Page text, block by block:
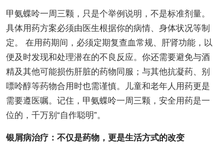
甲氨蝶呤一周三颗，只是个举例说明，不是标准剂量。
具体用药方案必须由医生根据你的病情、身体状况等制
定。 在用药期间，必须定期复查血常规、肝肾功能，以
便及时发现和处理潜在的不良反应。你还需要避免与酒
精及其他可能损伤肝脏的药物同服；与其他抗凝药、别
嘌呤醇等药物合用时也需谨慎。儿童和老年人用药更是
需要遵医嘱。记住，甲氨蝶呤一周三颗，安全用药是一
位的，千万别“自作聪明”。
银屑病治疗：不仅是药物，更是生活方式的改变